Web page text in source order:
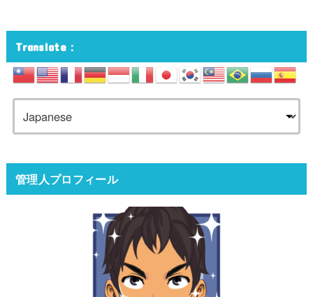
Translate：
管理人プロフィール